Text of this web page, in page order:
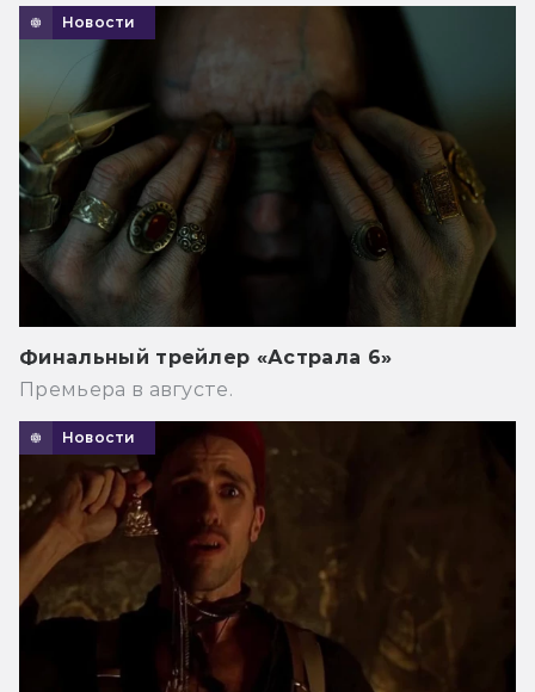
Новости
Финальный трейлер «Астрала 6»
Премьера в августе.
Новости